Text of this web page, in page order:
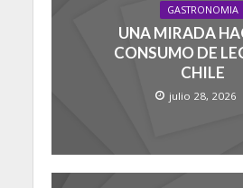
GASTRONOMIA
UNA MIRADA
CONSUMO DE
CHILE
julio 28, 2026